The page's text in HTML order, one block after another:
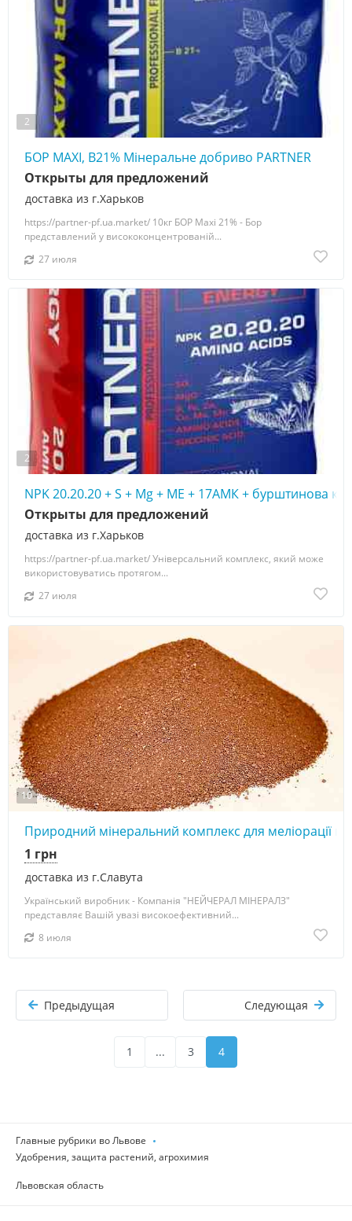
2
БОР MAXI, В21% Мінеральне добриво PARTNER
доставка из г.Харьков
Открыты для предложений
https://partner-pf.ua.market/ 10кг БОР Maxi 21% - Бор
представлений у висококонцентрованій...
27 июля
2
NPK 20.20.20 + S + Mg + МЕ + 17АМК + бурштинова
доставка из г.Харьков
Открыты для предложений
https://partner-pf.ua.market/ Універсальний комплекс, який може
використовуватись протягом...
27 июля
10
Природний мінеральний комплекс для меліорації
доставка из г.Славута
1 грн
Український виробник - Компанія "НЕЙЧЕРАЛ МІНЕРАЛЗ"
представляє Вашій увазі високоефективний...
8 июля
Предыдущая Следующая
1 ... 3 4
Главные рубрики во Львове
Удобрения, защита растений, агрохимия
Львовская область